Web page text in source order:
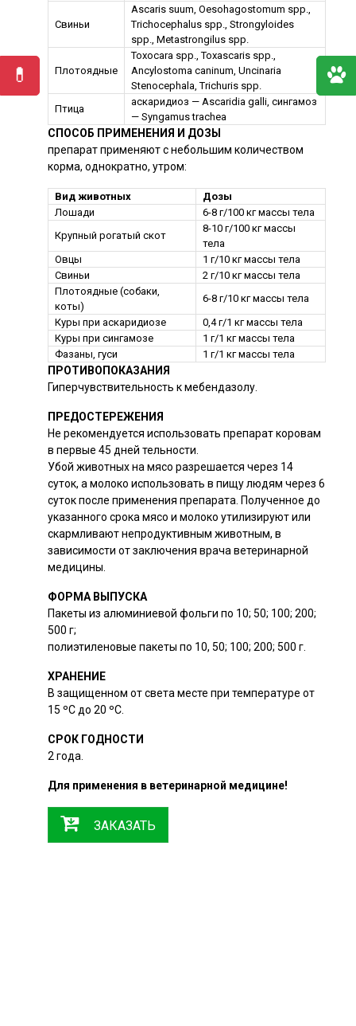
Свиньи
Ascaris suum, Oesohagostomum spp.,
Trichocephalus spp., Strongyloides
spp., Metastrongilus spp.
Плотоядные
Toxocara spp., Toxascaris spp.,
Ancylostoma caninum, Uncinaria
Stenocephala, Trichuris spp.
Птица
аскаридиоз — Ascaridia galli, сингамоз
— Syngamus trachea
СПОСОБ ПРИМЕНЕНИЯ И ДОЗЫ
препарат применяют с небольшим количеством
корма, однократно, утром:
Вид животных
Дозы
Лошади
6-8 г/100 кг массы тела
Крупный рогатый скот
8-10 г/100 кг массы
тела
Овцы
1 г/10 кг массы тела
Свиньи
2 г/10 кг массы тела
Плотоядные (собаки,
коты)
6-8 г/10 кг массы тела
Куры при аскаридиозе
0,4 г/1 кг массы тела
Куры при сингамозе
1 г/1 кг массы тела
Фазаны, гуси
1 г/1 кг массы тела
ПРОТИВОПОКАЗАНИЯ
Гиперчувствительность к мебендазолу.
ПРЕДОСТЕРЕЖЕНИЯ
Не рекомендуется использовать препарат коровам
в первые 45 дней тельности.
Убой животных на мясо разрешается через 14
суток, а молоко использовать в пищу людям через 6
суток после применения препарата. Полученное до
указанного срока мясо и молоко утилизируют или
скармливают непродуктивным животным, в
зависимости от заключения врача ветеринарной
медицины.
ФОРМА ВЫПУСКА
Пакеты из алюминиевой фольги по 10; 50; 100; 200;
500 г;
полиэтиленовые пакеты по 10, 50; 100; 200; 500 г.
ХРАНЕНИЕ
В защищенном от света месте при температуре от
15 ºC до 20 ºC.
СРОК ГОДНОСТИ
2 года.
Для применения в ветеринарной медицине!
ЗАКАЗАТЬ